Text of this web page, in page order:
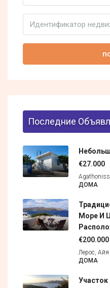
Последние
€27.000
ДОМА
Море И
€200.000
Лерос,
ДОМА